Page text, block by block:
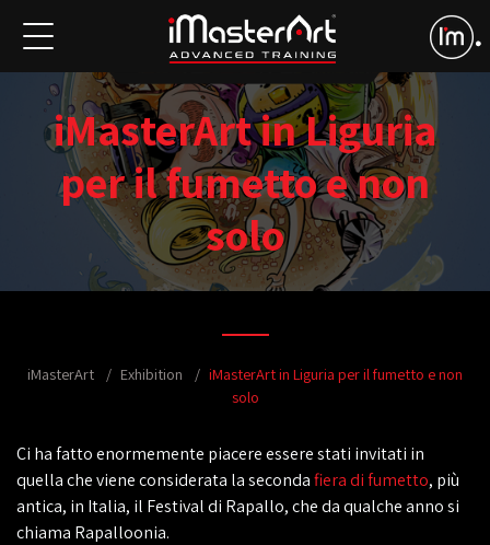
iMasterArt in Liguria
per il fumetto e non
solo
iMasterArt Exhibition
iMasterArt in Liguria per il fumetto e non
solo
Ci ha fatto enormemente piacere essere stati invitati in
quella che viene considerata la secondafiera di fumetto, più
antica, in Italia, il Festival di Rapallo, che da qualche anno si
chiama Rapalloonia.